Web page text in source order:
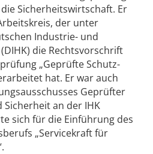
Sicherheitswirtschaft. Er
der unter
Industrie- und
die Rechtsvorschrift
„Geprüfte Schutz-
hat. Er war auch
Geprüfter
an der IHK
sich für die Einführung des
„Servicekraft für